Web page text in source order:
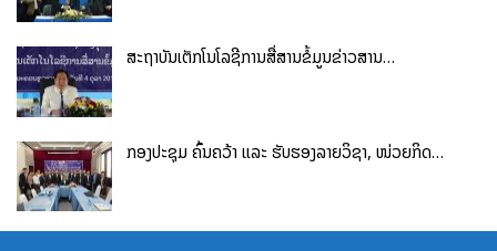
ສະຖາບັນເຕັກໂນໂລຊີການສື່ສານຂໍ້ມູນຂ່າວສານ…
ກອງປະຊຸມ ຄົ້ນຄວ້າ ແລະ ຮັບຮອງລາຍວິຊາ, ໜ່ວຍກິດ…